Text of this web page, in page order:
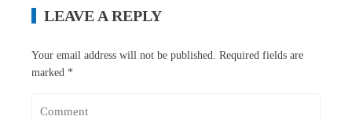
LEAVE A REPLY
Your email address will not be published. Required fields are
marked *